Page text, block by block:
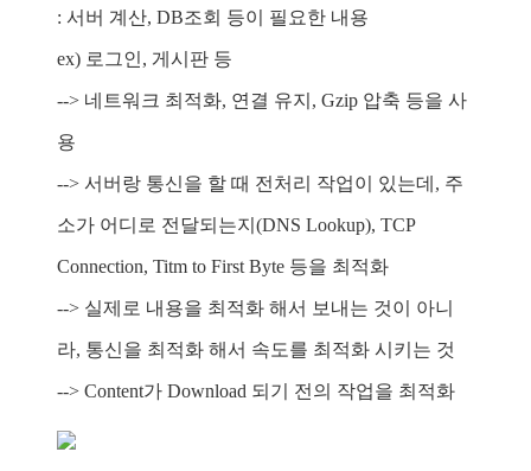
: 서버 계산, DB조회 등이 필요한 내용
ex) 로그인, 게시판 등
--> 네트워크 최적화, 연결 유지, Gzip 압축 등을 사
용
--> 서버랑 통신을 할 때 전처리 작업이 있는데, 주
소가 어디로 전달되는지(DNS Lookup), TCP
Connection, Titm to First Byte 등을 최적화
--> 실제로 내용을 최적화 해서 보내는 것이 아니
라, 통신을 최적화 해서 속도를 최적화 시키는 것
--> Content가 Download 되기 전의 작업을 최적화